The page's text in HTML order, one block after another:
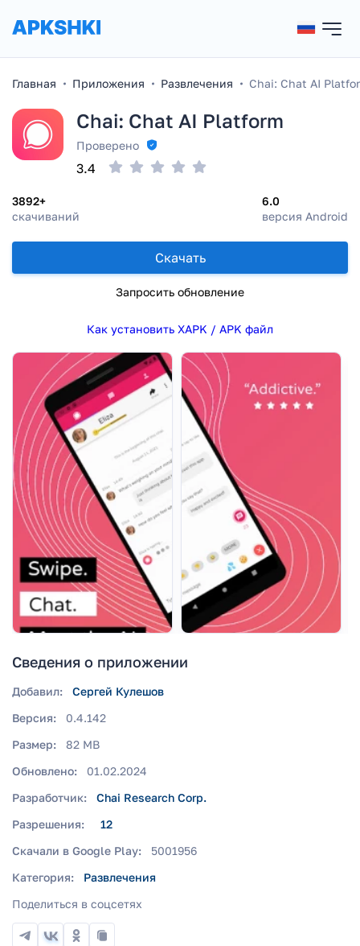
Главная Приложения Развлечения Chai: Chat AI
Chai: Chat AI Platform
Проверено
3892+
скачиваний
6.0
версия Android
3.4
Скачать
Запросить обновление
Как установить XAPK / APK файл
Сведения о приложении
Добавил:
Сергей Кулешов
Версия:
0.4.142
Размер:
82 MB
Обновлено:
01.02.2024
Разработчик:
Chai Research Corp.
Разрешения:
12
Скачали в Google Play:
5001956
Категория:
Развлечения
Поделиться в соцсетях